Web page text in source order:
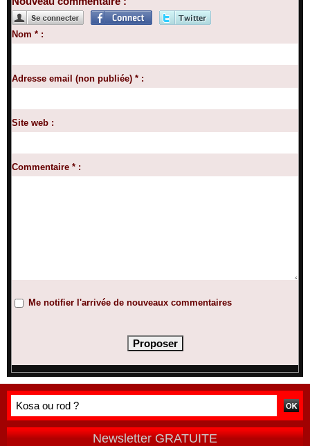
Nom * :
Adresse email (non publiée) * :
Site web :
Commentaire * :
Me notifier l'arrivée de nouveaux commentaires
Newsletter GRATUITE